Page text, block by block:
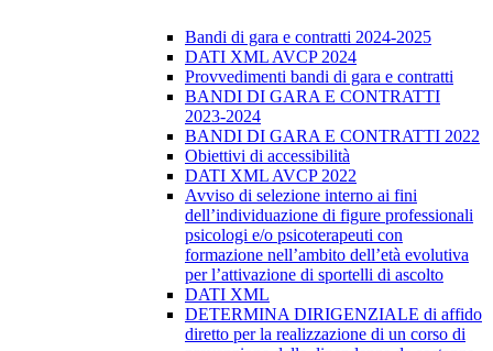
Bandi di gara e contratti 2024-2025
DATI XML AVCP 2024
Provvedimenti bandi di gara e contratti
BANDI DI GARA E CONTRATTI
2023-2024
BANDI DI GARA E CONTRATTI 2022
Obiettivi di accessibilità
DATI XML AVCP 2022
Avviso di selezione interno ai fini
dell’individuazione di figure professionali
psicologi e/o psicoterapeuti con
formazione nell’ambito dell’età evolutiva
per l’attivazione di sportelli di ascolto
DATI XML
DETERMINA DIRIGENZIALE di affido
diretto per la realizzazione di un corso di